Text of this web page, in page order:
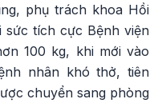
phụ trách khoa Hồi
tích cực Bệnh viện
100 kg, khi mới vào
nhân khó thở, tiên
chuyển sang phòng